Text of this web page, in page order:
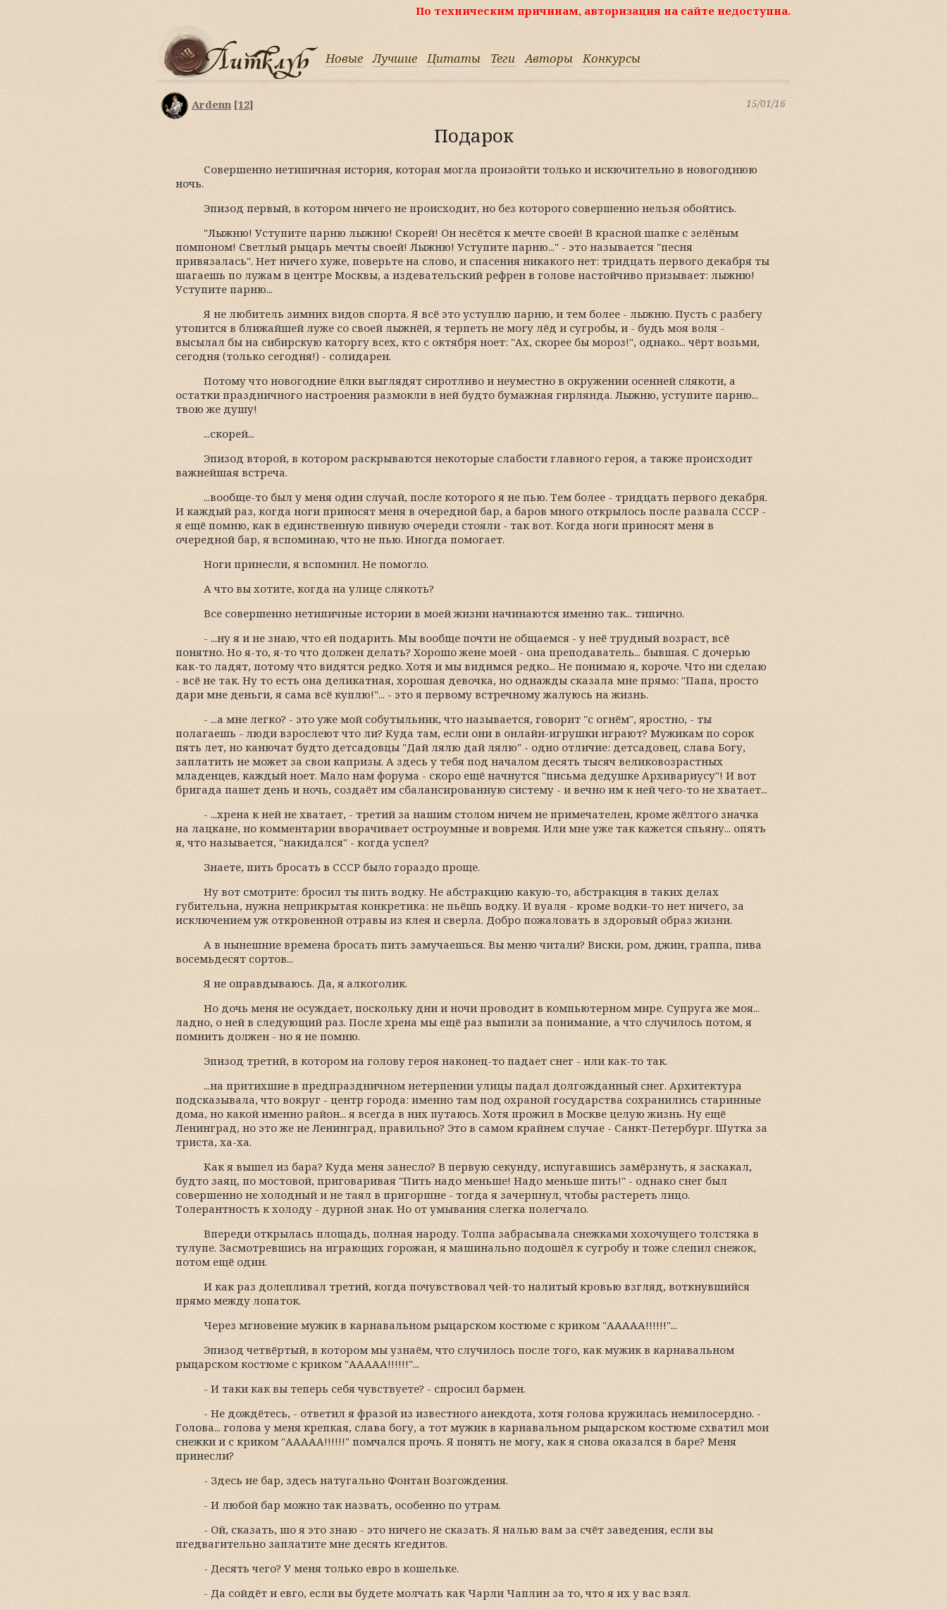
По техническим причинам, авторизация на сайте недоступна.
Новые Лучшие Цитаты Теги Авторы Конкурсы
15/01/16
Ardenn [12]
Подарок
Совершенно нетипичная история, которая могла произойти только и искючительно в новогоднюю
ночь.
Эпизод первый, в котором ничего не происходит, но без которого совершенно нельзя обойтись.
"Лыжню! Уступите парню лыжню! Скорей! Он несётся к мечте своей! В красной шапке с зелёным
помпоном! Светлый рыцарь мечты своей! Лыжню! Уступите парню..." - это называется "песня
привязалась". Нет ничего хуже, поверьте на слово, и спасения никакого нет: тридцать первого декабря ты
шагаешь по лужам в центре Москвы, а издевательский рефрен в голове настойчиво призывает: лыжню!
Уступите парню...
Я не любитель зимних видов спорта. Я всё это уступлю парню, и тем более - лыжню. Пусть с разбегу
утопится в ближайшей луже со своей лыжнёй, я терпеть не могу лёд и сугробы, и - будь моя воля -
высылал бы на сибирскую каторгу всех, кто с октября ноет: "Ах, скорее бы мороз!", однако... чёрт возьми,
сегодня (только сегодня!) - солидарен.
Потому что новогодние ёлки выглядят сиротливо и неуместно в окружении осенней слякоти, а
остатки праздничного настроения размокли в ней будто бумажная гирлянда. Лыжню, уступите парню...
твою же душу!
...скорей...
Эпизод второй, в котором раскрываются некоторые слабости главного героя, а также происходит
важнейшая встреча.
...вообще-то был у меня один случай, после которого я не пью. Тем более - тридцать первого декабря.
И каждый раз, когда ноги приносят меня в очередной бар, а баров много открылось после развала СССР -
я ещё помню, как в единственную пивную очереди стояли - так вот. Когда ноги приносят меня в
очередной бар, я вспоминаю, что не пью. Иногда помогает.
Ноги принесли, я вспомнил. Не помогло.
А что вы хотите, когда на улице слякоть?
Все совершенно нетипичные истории в моей жизни начинаются именно так... типично.
- ...ну я и не знаю, что ей подарить. Мы вообще почти не общаемся - у неё трудный возраст, всё
понятно. Но я-то, я-то что должен делать? Хорошо жене моей - она преподаватель... бывшая. С дочерью
как-то ладят, потому что видятся редко. Хотя и мы видимся редко... Не понимаю я, короче. Что ни сделаю
- всё не так. Ну то есть она деликатная, хорошая девочка, но однажды сказала мне прямо: "Папа, просто
дари мне деньги, я сама всё куплю!"... - это я первому встречному жалуюсь на жизнь.
- ...а мне легко? - это уже мой собутыльник, что называется, говорит "с огнём", яростно, - ты
полагаешь - люди взрослеют что ли? Куда там, если они в онлайн-игрушки играют? Мужикам по сорок
пять лет, но канючат будто детсадовцы "Дай лялю дай лялю" - одно отличие: детсадовец, слава Богу,
заплатить не может за свои капризы. А здесь у тебя под началом десять тысяч великовозрастных
младенцев, каждый ноет. Мало нам форума - скоро ещё начнутся "письма дедушке Архивариусу"! И вот
бригада пашет день и ночь, создаёт им сбалансированную систему - и вечно им к ней чего-то не хватает...
- ...хрена к ней не хватает, - третий за нашим столом ничем не примечателен, кроме жёлтого значка
на лацкане, но комментарии вворачивает остроумные и вовремя. Или мне уже так кажется спьяну... опять
я, что называется, "накидался" - когда успел?
Знаете, пить бросать в СССР было гораздо проще.
Ну вот смотрите: бросил ты пить водку. Не абстракцию какую-то, абстракция в таких делах
губительна, нужна неприкрытая конкретика: не пьёшь водку. И вуаля - кроме водки-то нет ничего, за
исключением уж откровенной отравы из клея и сверла. Добро пожаловать в здоровый образ жизни.
А в нынешние времена бросать пить замучаешься. Вы меню читали? Виски, ром, джин, граппа, пива
восемьдесят сортов...
Я не оправдываюсь. Да, я алкоголик.
Но дочь меня не осуждает, поскольку дни и ночи проводит в компьютерном мире. Супруга же моя...
ладно, о ней в следующий раз. После хрена мы ещё раз выпили за понимание, а что случилось потом, я
помнить должен - но я не помню.
Эпизод третий, в котором на голову героя наконец-то падает снег - или как-то так.
...на притихшие в предпраздничном нетерпении улицы падал долгожданный снег. Архитектура
подсказывала, что вокруг - центр города: именно там под охраной государства сохранились старинные
дома, но какой именно район... я всегда в них путаюсь. Хотя прожил в Москве целую жизнь. Ну ещё
Ленинград, но это же не Ленинград, правильно? Это в самом крайнем случае - Санкт-Петербург. Шутка за
триста, ха-ха.
Как я вышел из бара? Куда меня занесло? В первую секунду, испугавшись замёрзнуть, я заскакал,
будто заяц, по мостовой, приговаривая "Пить надо меньше! Надо меньше пить!" - однако снег был
совершенно не холодный и не таял в пригоршне - тогда я зачерпнул, чтобы растереть лицо.
Толерантность к холоду - дурной знак. Но от умывания слегка полегчало.
Впереди открылась площадь, полная народу. Толпа забрасывала снежками хохочущего толстяка в
тулупе. Засмотревшись на играющих горожан, я машинально подошёл к сугробу и тоже слепил снежок,
потом ещё один.
И как раз долепливал третий, когда почувствовал чей-то налитый кровью взгляд, воткнувшийся
прямо между лопаток.
Через мгновение мужик в карнавальном рыцарском костюме с криком "ААААА!!!!!!"...
Эпизод четвёртый, в котором мы узнаём, что случилось после того, как мужик в карнавальном
рыцарском костюме с криком "ААААА!!!!!!"...
- И таки как вы теперь себя чувствуете? - спросил бармен.
- Не дождётесь, - ответил я фразой из известного анекдота, хотя голова кружилась немилосердно. -
Голова... голова у меня крепкая, слава богу, а тот мужик в карнавальном рыцарском костюме схватил мои
снежки и с криком "ААААА!!!!!!" помчался прочь. Я понять не могу, как я снова оказался в баре? Меня
принесли?
- Здесь не бар, здесь натугально Фонтан Возгождения.
- И любой бар можно так назвать, особенно по утрам.
- Ой, сказать, шо я это знаю - это ничего не сказать. Я налью вам за счёт заведения, если вы
пгедвагительно заплатите мне десять кгедитов.
- Десять чего? У меня только евро в кошельке.
- Да сойдёт и евго, если вы будете молчать как Чарли Чаплин за то, что я их у вас взял.